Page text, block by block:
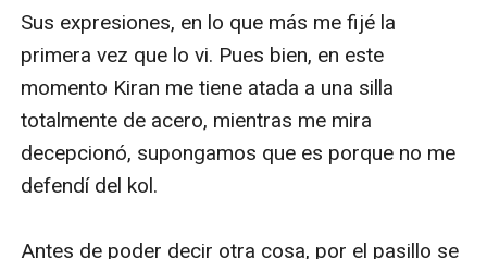
Sus expresiones, en lo que más me fijé la
primera vez que lo vi. Pues bien, en este
momento Kiran me tiene atada a una silla
totalmente de acero, mientras me mira
decepcionó, supongamos que es porque no me
defendí del kol.
Antes de poder decir otra cosa, por el pasillo se